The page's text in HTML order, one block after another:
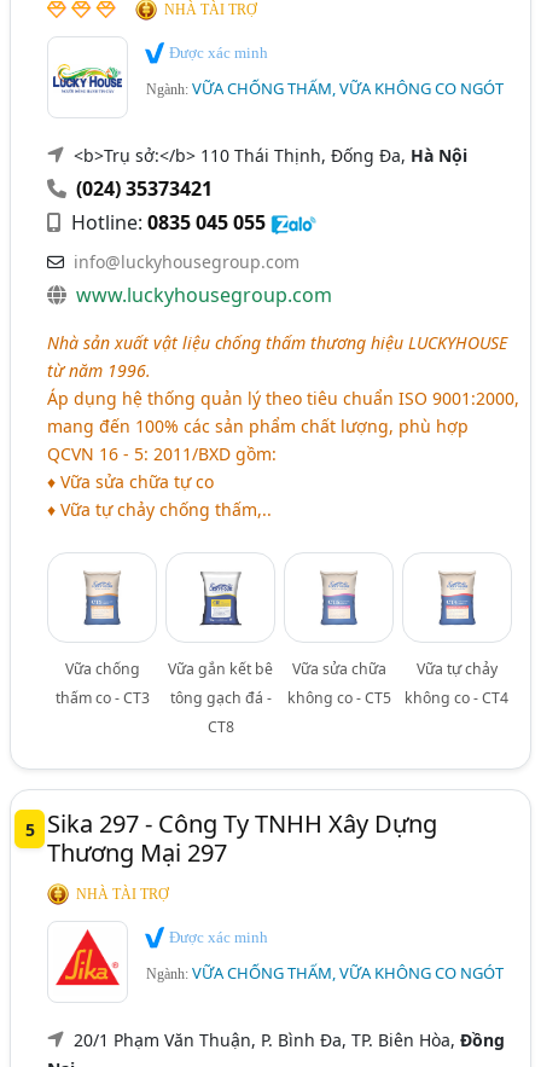
NHÀ TÀI TRỢ
Được xác minh
Ngành:VỮA CHỐNG THẤM, VỮA KHÔNG CO NGÓT
<b>Trụ sở:</b> 110 Thái Thịnh, Đống Đa, Hà Nội
(024) 35373421
Hotline:0835 045 055
info@luckyhousegroup.com
www.luckyhousegroup.com
Nhà sản xuất vật liệu chống thấm thương hiệu LUCKYHOUSE
từ năm 1996.
Áp dụng hệ thống quản lý theo tiêu chuẩn ISO 9001:2000,
mang đến 100% các sản phẩm chất lượng, phù hợp
QCVN 16 - 5: 2011/BXD gồm:
♦ Vữa sửa chữa tự co
♦ Vữa tự chảy chống thấm,..
Vữa chống
thấm co - CT3
Vữa gắn kết bê
tông gạch đá -
CT8
Vữa sửa chữa
không co - CT5
Vữa tự chảy
không co - CT4
5
Sika 297 - Công Ty TNHH Xây Dựng
Thương Mại 297
NHÀ TÀI TRỢ
Được xác minh
Ngành:VỮA CHỐNG THẤM, VỮA KHÔNG CO NGÓT
20/1 Phạm Văn Thuận, P. Bình Đa, TP. Biên Hòa,Đồng